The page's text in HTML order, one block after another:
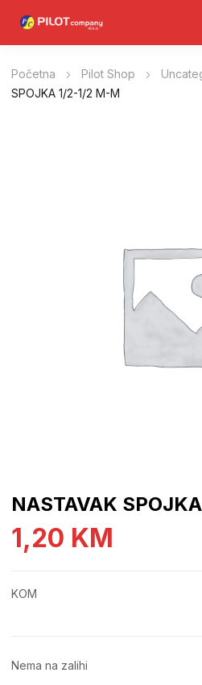
Početna Pilot Shop
SPOJKA 1/2-1/2 M-M
NASTAVAK
1,20 KM
KOM
Nema na zalihi